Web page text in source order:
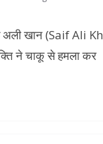
अली खान (Saif Ali
ने चाकू से हमला कर